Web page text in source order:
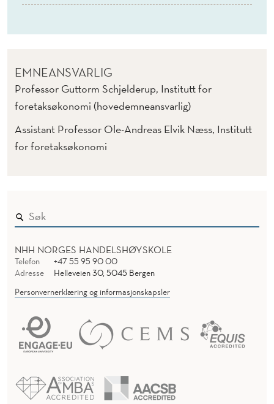
EMNEANSVARLIG
Professor Guttorm Schjelderup, Institutt for
foretaksøkonomi (hovedemneansvarlig)
Assistant Professor Ole-Andreas Elvik Næss, Institutt
for foretaksøkonomi
NHH NORGES HANDELSHØYSKOLE
Telefon
+47 55 95 90 00
Adresse
Helleveien 30, 5045 Bergen
Personvernerklæring og informasjonskapsler